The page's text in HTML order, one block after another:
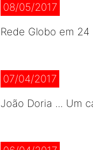
08/05/2017
Rede Globo em 24
07/04/2017
João Doria ... Um